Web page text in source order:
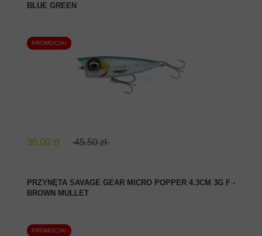
BLUE GREEN
ZOBACZ PRODUKT
PROMOCJA!
30.00 zł 45.50 zł
PRZYNĘTA SAVAGE GEAR MICRO POPPER 4.3CM 3G F -
BROWN MULLET
PROMOCJA!